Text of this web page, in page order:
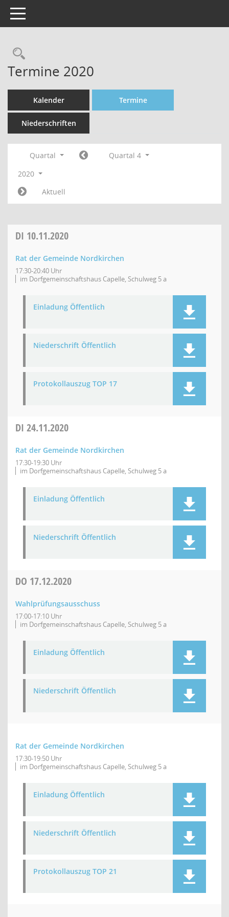
Toggle navigation
Rechercheauswahl
Termine 2020
Kalender Termine
Niederschriften
Quartal
Quartal 4
2020
Aktuell
DI 10.11.2020
Rat der Gemeinde Nordkirchen
17:30-20:40 Uhr
im Dorfgemeinschaftshaus Capelle, Schulweg 5 a
Einladung Öffentlich
Niederschrift Öffentlich
Protokollauszug TOP 17
DI 24.11.2020
Rat der Gemeinde Nordkirchen
17:30-19:30 Uhr
im Dorfgemeinschaftshaus Capelle, Schulweg 5 a
Einladung Öffentlich
Niederschrift Öffentlich
DO 17.12.2020
Wahlprüfungsausschuss
17:00-17:10 Uhr
im Dorfgemeinschaftshaus Capelle, Schulweg 5 a
Einladung Öffentlich
Niederschrift Öffentlich
Rat der Gemeinde Nordkirchen
17:30-19:50 Uhr
im Dorfgemeinschaftshaus Capelle, Schulweg 5 a
Einladung Öffentlich
Niederschrift Öffentlich
Protokollauszug TOP 21